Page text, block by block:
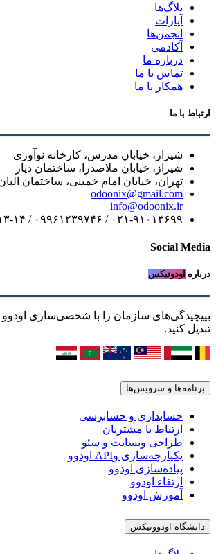
بلاگ‌ها
آپارات
انجمن‌ها
آکادمی
درباره ما
تماس با ما
همکار با ما
ارتباط با ما
شیراز، خیابان مدرس، کارخانه نوآوری
شیراز، خیابان ملاصدرا، ساختمان دیار
تهران، خیابان امام خمینی، ساختمان
odoonix@gmail.com
info@odoonix.ir
۰۲۱-۹۱۰۱۳۶۹۹ / ۰۹۹۶۱۲۳۹۷۴۶ / ۰۹۱۰۱۹۸۱۷۱۳-۱۴
Social Media
درباره اودونیکس
بپیچیدگی‌های سازمان را با شخصی‌سازی
تبدیل کنید.
برنامه‌ها و سرویس‌ها
حسابداری و حسابرسی
ارتباط با مشتریان
طراحی وبسایت و سئو
یکپارچه‌سازی وAPI اودوو
پیاده‌سازی اودوو
ارتقاء اودوو
آموزش اودوو
دانشگاه اودوونیکس